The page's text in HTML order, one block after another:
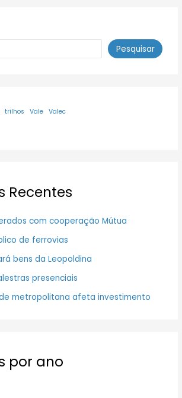
Pesquisar
trilhos Vale Valec
Recentes
com cooperação Mútua
de ferrovias
bens da Leopoldina
presenciais
metropolitana afeta investimento
por ano